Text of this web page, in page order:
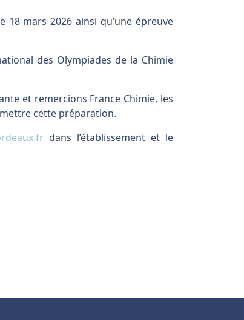
18 mars 2026 ainsi qu’une épreuve
des Olympiades de la Chimie
et remercions France Chimie, les
cette préparation.
dans l’établissement et le